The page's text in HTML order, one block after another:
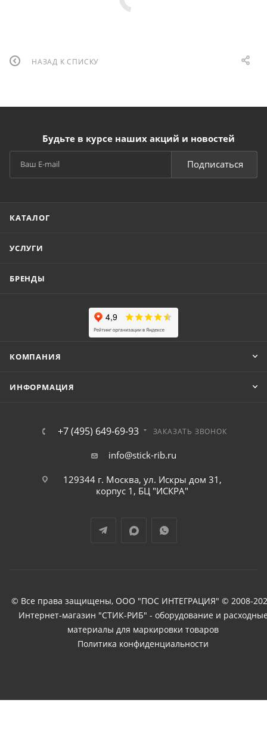
НАЗАД К СПИСКУ
Будьте в курсе наших акций и новостей
Подписаться
КАТАЛОГ
УСЛУГИ
БРЕНДЫ
КОМПАНИЯ
ИНФОРМАЦИЯ
+7 (495) 649-69-93 ЗАКАЗАТЬ ЗВОНОК
info@stick-rib.ru
129344 г. Москва, ул. Искры дом 31,
корпус 1, БЦ "ИСКРА"
© Все права защищены, ООО "ПОС ИНТЕГРАЦИЯ" © 2008-
Интернет-магазин "СТИК-РИБ" - оборудование и
материалы для маркировки товаров
Политика конфиденциальности